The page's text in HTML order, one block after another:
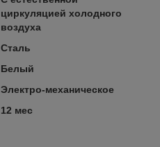
циркуляцией холодного
воздуха
Сталь
Белый
Электро-механическое
12 мес